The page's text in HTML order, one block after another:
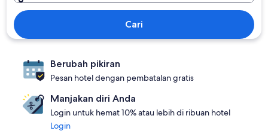
Cari
Berubah pikiran
Pesan hotel dengan pembatalan gratis
Manjakan diri Anda
Login untuk hemat 10% atau lebih di ribuan hotel
Login